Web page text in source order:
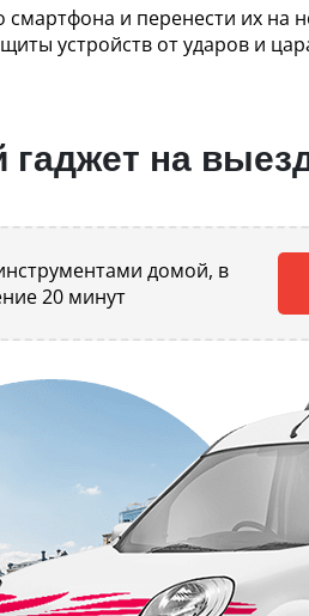
смартфона и перенести их
устройств от ударов и
на
домой, в
20 минут